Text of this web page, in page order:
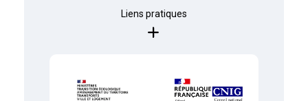
Liens pratiques